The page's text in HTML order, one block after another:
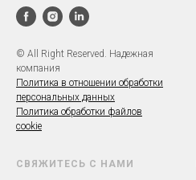
© All Right Reserved. Надежная
компания
Политика в отношении обработки
персональных данных
Политика обработки файлов
cookie
СВЯЖИТЕСЬ С НАМИ